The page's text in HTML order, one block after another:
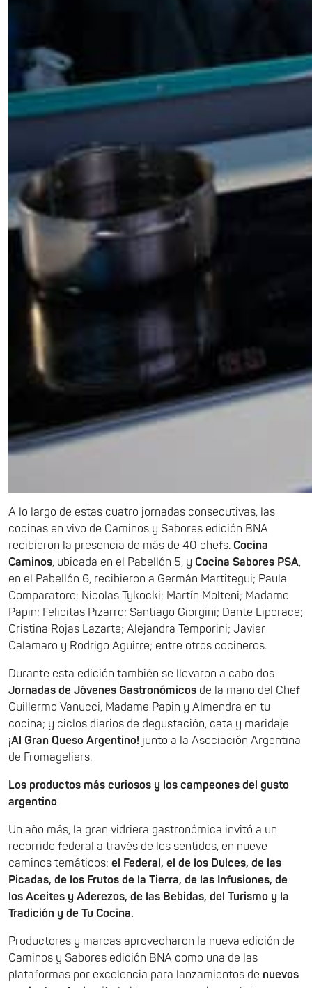
A lo largo de estas cuatro jornadas consecutivas, las
cocinas en vivo de Caminos y Sabores edición BNA
recibieron la presencia de más de 40 chefs. Cocina
Caminos, ubicada en el Pabellón 5, y Cocina Sabores PSA,
en el Pabellón 6, recibieron a Germán Martitegui; Paula
Comparatore; Nicolas Tykocki; Martín Molteni; Madame
Papin; Felicitas Pizarro; Santiago Giorgini; Dante Liporace;
Cristina Rojas Lazarte; Alejandra Temporini; Javier
Calamaro y Rodrigo Aguirre; entre otros cocineros.
Durante esta edición también se llevaron a cabo dos
Jornadas de Jóvenes Gastronómicos de la mano del Chef
Guillermo Vanucci, Madame Papin y Almendra en tu
cocina; y ciclos diarios de degustación, cata y maridaje
¡Al Gran Queso Argentino! junto a la Asociación Argentina
de Fromageliers.
Los productos más curiosos y los campeones del gusto
argentino
Un año más, la gran vidriera gastronómica invitó a un
recorrido federal a través de los sentidos, en nueve
caminos temáticos: el Federal, el de los Dulces, de las
Picadas, de los Frutos de la Tierra, de las Infusiones, de
los Aceites y Aderezos, de las Bebidas, del Turismo y la
Tradición y de Tu Cocina.
Productores y marcas aprovecharon la nueva edición de
Caminos y Sabores edición BNA como una de las
plataformas por excelencia para lanzamientos de nuevos